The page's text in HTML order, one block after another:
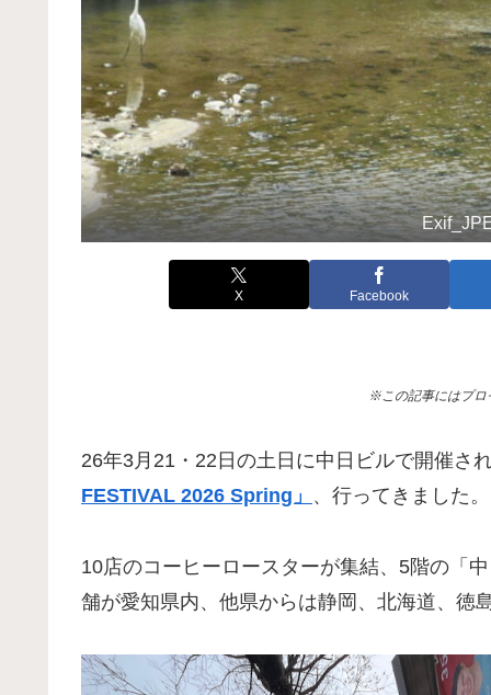
X Facebook
※この記事にはプロ
26年3月21・22日の土日に中日ビルで開催さ
FESTIVAL 2026 Spring」 、行ってきました。
10店のコーヒーロースターが集結、5階の「
舗が愛知県内、他県からは静岡、北海道、徳